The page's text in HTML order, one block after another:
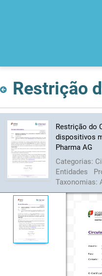
Restrição do
dispositivos
Pharma AG
Categorias:
Entidades
Taxonomias: